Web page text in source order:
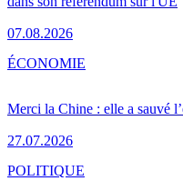
07.08.2026
Merci la Chine : elle a sauvé
27.07.2026
ÉCONOMIE
POLITIQUE